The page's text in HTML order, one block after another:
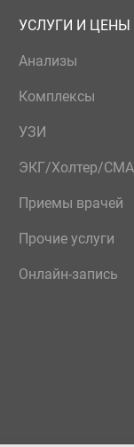
УСЛУГИ И ЦЕНЫ
Анализы
Комплексы
УЗИ
ЭКГ/Холтер/
Приемы врачей
Прочие услуги
Онлайн-запись